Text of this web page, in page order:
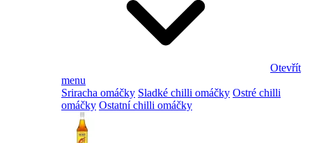
Otevřít
menu
Sriracha omáčky Sladké chilli omáčky Ostré chilli
omáčky Ostatní chilli omáčky